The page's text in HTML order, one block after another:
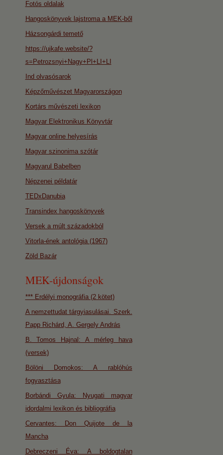
Fotós oldalak
Hangoskönyvek lajstroma a MEK-ből
Házsongárdi temető
https://ujkafe.website/?
s=Petrozsnyi+Nagy+Pl+LI+LI
Ind olvasósarok
Képzőművészet Magyarországon
Kortárs művészeti lexikon
Magyar Elektronikus Könyvtár
Magyar online helyesírás
Magyar szinonima szótár
Magyarul Babelben
Népzenei példatár
TEDxDanubia
Transindex hangoskönyvek
Versek a múlt századokból
Vitorla-ének antológia (1967)
Zöld Bazár
MEK-újdonságok
*** Erdélyi monográfia (2 kötet)
A nemzettudat tárgyiasulásai. Szerk.
Papp Richárd, A. Gergely András
B. Tomos Hajnal: A mérleg hava
(versek)
Bölöni Domokos: A rablóhús
fogyasztása
Borbándi Gyula: Nyugati magyar
idordalmi lexikon és bibliográfia
Cervantes: Don Quijote de la
Mancha
Debreczeni Éva: A boldogtalan